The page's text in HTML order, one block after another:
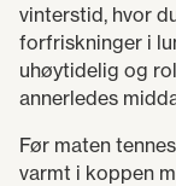
vinterstid, hvor
forfriskninger i
uhøytidelig og
annerledes
Før maten
varmt i koppen